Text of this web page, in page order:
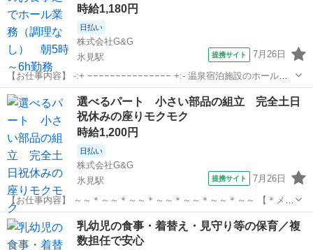
時給1,180円
日払い
株式会社G&G
氷見駅
提携サイト 7月26日
【お仕事内容】 -:+ −−−−−−−−−−−−−−− +:- 温泉宿泊施設のホールス
タッフ募集！ ?? メインはこの２作業 ?? 食事を席まで運ぶ?お皿
を回収 ＊接客未経験でもOK！ ＊難しい作業はありません！ ...
富山 氷見市 氷見駅 ホールスタッフ
選べるパート 小さい部品の組立 完全土日
祝休みの座りモクモク
時給1,200円
日払い
株式会社G&G
氷見駅
提携サイト 7月26日
【お仕事内容】 ～～＊～～＊～～＊～～＊～～＊～～＊～～ 【＊メリ
ットたくさんあります＊】 ［１］毎日１５時台にはピタッと終了！
時間選べるパート 9：00～15：00 9：00～15：30
［２］完...
富山 氷見市 氷見駅 仕分け
乳幼児の食事・着替え・見守り等の保育／複
数担任で安心